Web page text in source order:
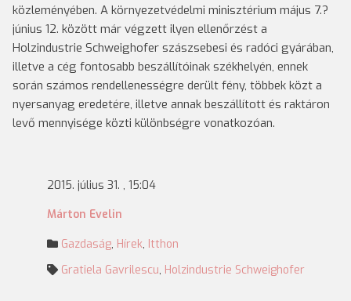
közleményében. A környezetvédelmi minisztérium május 7.?
június 12. között már végzett ilyen ellenőrzést a
Holzindustrie Schweighofer szászsebesi és radóci gyárában,
illetve a cég fontosabb beszállítóinak székhelyén, ennek
során számos rendellenességre derült fény, többek közt a
nyersanyag eredetére, illetve annak beszállított és raktáron
levő mennyisége közti különbségre vonatkozóan.
2015. július 31. , 15:04
Márton Evelin
Gazdaság, Hírek, Itthon
Gratiela Gavrilescu, Holzindustrie Schweighofer